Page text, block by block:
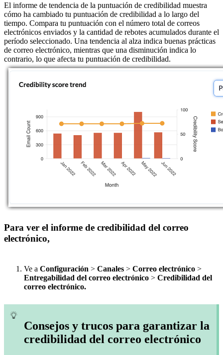
El informe de tendencia de la puntuación de credibilidad muestra
cómo ha cambiado tu puntuación de credibilidad a lo largo del
tiempo. Compara tu puntuación con el número total de correos
electrónicos enviados y la cantidad de rebotes acumulados durante el
período seleccionado. Una tendencia al alza indica buenas prácticas
de correo electrónico, mientras que una disminución indica lo
contrario, lo que afecta tu puntuación de credibilidad.
Para ver el informe de credibilidad del correo
electrónico,
Ve a Configuración > Canales > Correo electrónico >
Entregabilidad del correo electrónico > Credibilidad del
correo electrónico.
Consejos y trucos para garantizar la
credibilidad del correo electrónico